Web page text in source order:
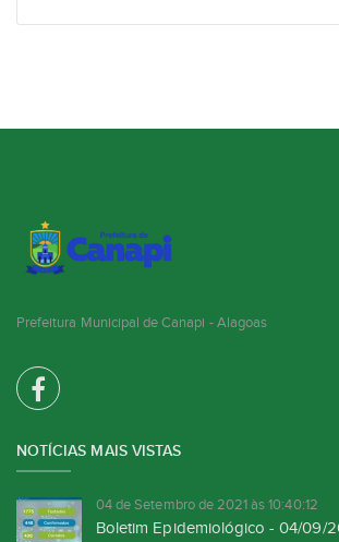
Prefeitura Municipal de Canapi - Alagoas
NOTÍCIAS MAIS VISTAS
04 de Setembro de 2021 às 10:40:12
Boletim Epidemiológico - 04/09/